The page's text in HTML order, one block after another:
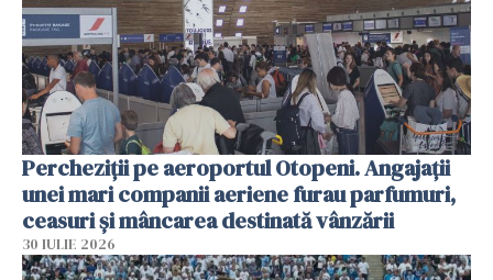
Percheziții pe aeroportul Otopeni. Angajații
unei mari companii aeriene furau parfumuri,
ceasuri și mâncarea destinată vânzării
30 IULIE 2026